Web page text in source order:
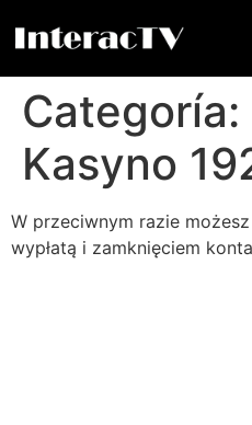
Categoría:
Kasyno
W przeciwnym razie
wypłatą i zamknięciem